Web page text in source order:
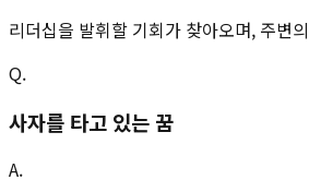
리더십을 발휘할 기회가 찾아오며, 주변
Q.
사자를 타고 있는 꿈
A.